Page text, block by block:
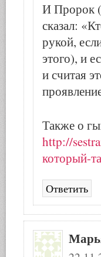
И Пророк
сказал:
рукой,
этого), и
и считая
Также о
http://
который-
Ответить